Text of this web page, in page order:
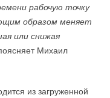
рабочую точку
образом меняет
или снижая
Михаил
из загруженной